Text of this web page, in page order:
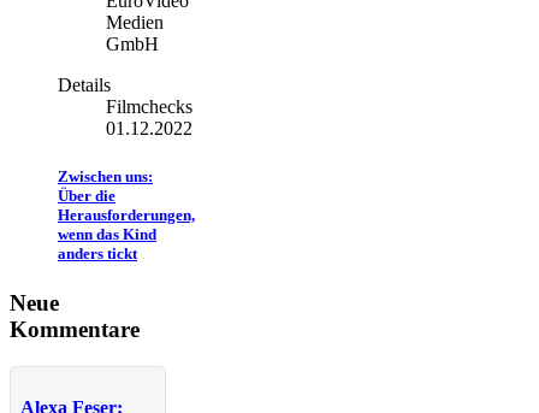
Medien
GmbH
Details
Filmchecks
01.12.2022
Zwischen uns:
Über die
Herausforderungen,
wenn das Kind
anders tickt
Neue
Kommentare
Alexa Feser: